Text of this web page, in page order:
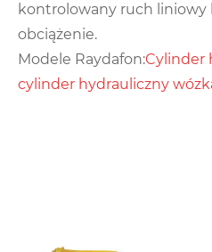
kontrolowany ruch liniowy
obciążenie.
Modele Raydafon:Cylinder
cylinder hydrauliczny